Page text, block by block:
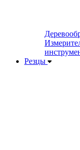
Резцы